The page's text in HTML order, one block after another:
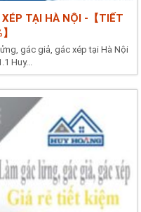
TẠI HÀ NỘI -【TIẾT
gác giả, gác xép tại Hà Nội
Huy...